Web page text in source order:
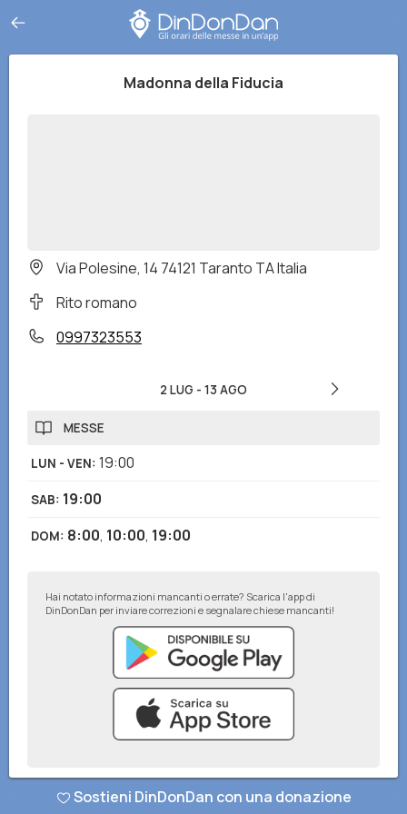
Madonna della Fiducia
Via Polesine, 14 74121 Taranto TA Italia
Rito romano
0997323553
2 LUG - 13 AGO
MESSE
LUN - VEN: 19:00
SAB: 19:00
DOM: 8:00, 10:00, 19:00
Hai notato informazioni mancanti o errate? Scarica l'app di
DinDonDan per inviare correzioni e segnalare chiese mancanti!
© DinDonDan App 2026–Privacy Policy–Inserisci sul tuo sito web
Sostieni DinDonDan con una donazione